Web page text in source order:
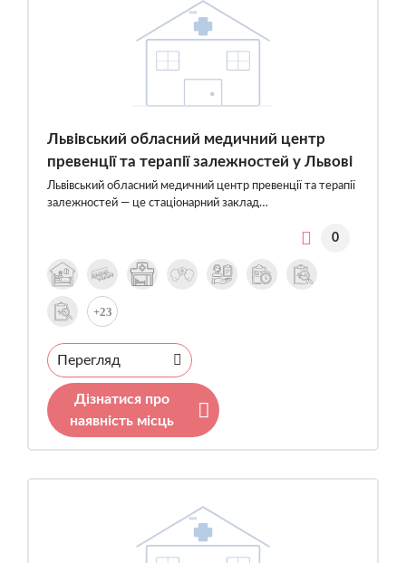
Львівський обласний медичний центр
превенції та терапії залежностей у Львові
Львівський обласний медичний центр превенції та терапії
залежностей — це стаціонарний заклад…
0
+23
Перегляд
Дізнатися про
наявність місць